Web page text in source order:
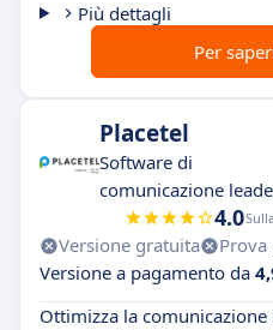
Più dettagli
Per
Placetel
Software di
comunicazione
4.0
Versione gratuita
Versione a pagamento da
Ottimizza la